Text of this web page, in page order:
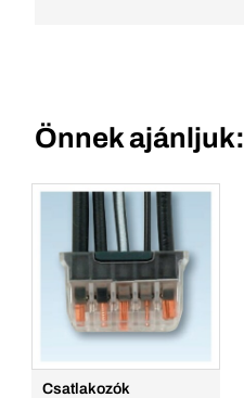
Önnek ajánljuk:
Csatlakozók